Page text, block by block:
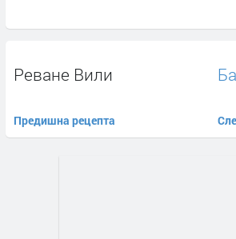
Реване Вили
Предишна рецепта